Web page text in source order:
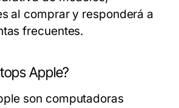
al comprar y responderá a
frecuentes.
Apple?
son computadoras